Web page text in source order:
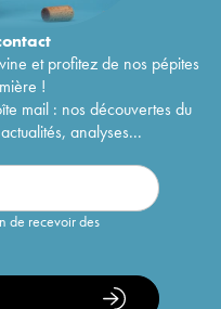
et profitez de nos pépites
!
mail : nos découvertes du
analyses...
de recevoir des